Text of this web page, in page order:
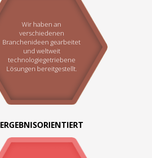
Wir haben an
verschiedenen
Branchenideen gearbeitet
und weltweit
technologiegetriebene
Lösungen bereitgestellt.
ERGEBNISORIENTIERT